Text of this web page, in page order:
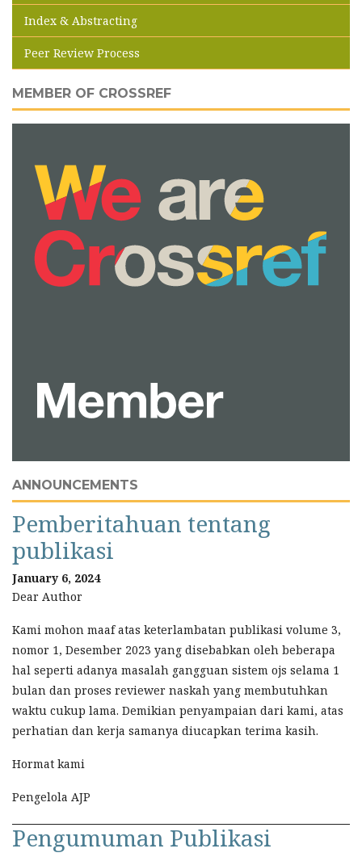
Index & Abstracting
Peer Review Process
MEMBER OF CROSSREF
ANNOUNCEMENTS
Pemberitahuan tentang
publikasi
January 6, 2024
Dear Author
Kami mohon maaf atas keterlambatan publikasi volume 3,
nomor 1, Desember 2023 yang disebabkan oleh beberapa
hal seperti adanya masalah gangguan sistem ojs selama 1
bulan dan proses reviewer naskah yang membutuhkan
waktu cukup lama. Demikian penyampaian dari kami, atas
perhatian dan kerja samanya diucapkan terima kasih.
Hormat kami
Pengelola AJP
Pengumuman Publikasi